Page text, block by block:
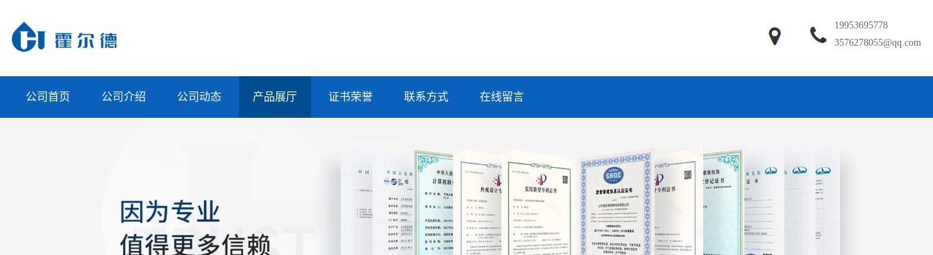
19953695778
3576278055@qq.com
公司首页 公司介绍 公司动态 产品展厅 证书荣誉 联系方式 在线留言